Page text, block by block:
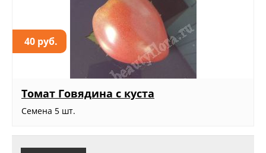
40 руб.
Томат Говядина с куста
Семена 5 шт.